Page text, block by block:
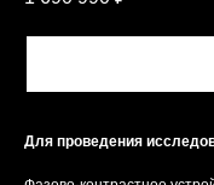
Для проведения